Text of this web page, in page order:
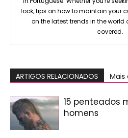
look, tips on how to maintain your
on the latest trends in the world
covered.
ARTIGOS RELACIONADOS Mais
15 penteados
homens